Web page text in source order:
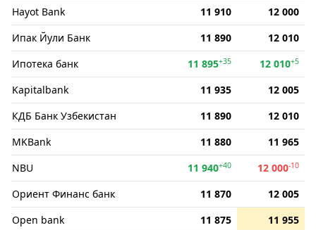
Hayot Bank
11 910
12 000
Ипак Йули Банк
11 890
12 010
Ипотека банк
11 895+35 12 010+5
Kapitalbank 11 935
12 005
КДБ Банк Узбекистан
11 890
12 010
MKBank
11 880
11 965
NBU
11 940+40 12 000-10
Ориент Финанс банк 11 870
12 005
Open bank
11 875
11 955